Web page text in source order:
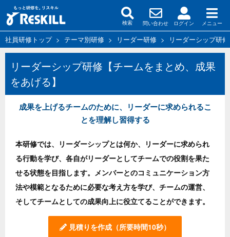
検索 問い合わせ ログイン メニュー
社員研修トップ> テーマ別研修 > リーダー研修 > リーダーシップ研修
リーダーシップ研修【チームをまとめ、成果
をあげる】
成果を上げるチームのために、リーダーに求められるこ
とを理解し習得する
本研修では、リーダーシップとは何か、リーダーに求められ
る行動を学び、各自がリーダーとしてチームでの役割を果た
せる状態を目指します。メンバーとのコミュニケーション方
法や模範となるために必要な考え方を学び、チームの運営、
そしてチームとしての成果向上に役立てることができます。
見積りを作成 （所要時間10秒）